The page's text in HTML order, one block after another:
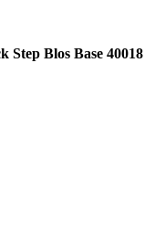
Step Blos Base 40018